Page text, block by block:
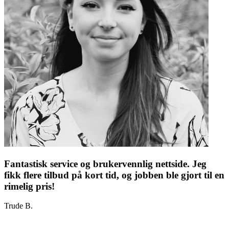
Fantastisk service og brukervennlig nettside. Jeg
fikk flere tilbud på kort tid, og jobben ble gjort til en
rimelig pris!
Trude B.